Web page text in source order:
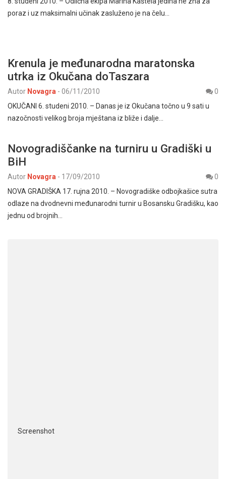
poraz i uz maksimalni učinak zasluženo je na čelu…
Krenula je međunarodna maratonska
utrka iz Okučana doTaszara
Autor Novagra - 06/11/2010
0
OKUČANI 6. studeni 2010. – Danas je iz Okučana točno u 9 sati u
nazočnosti velikog broja mještana iz bliže i dalje…
Novogradiščanke na turniru u Gradiški u
BiH
Autor Novagra - 17/09/2010
0
NOVA GRADIŠKA 17. rujna 2010. – Novogradiške odbojkašice sutra
odlaze na dvodnevni međunarodni turnir u Bosansku Gradišku, kao
jednu od brojnih…
Screenshot